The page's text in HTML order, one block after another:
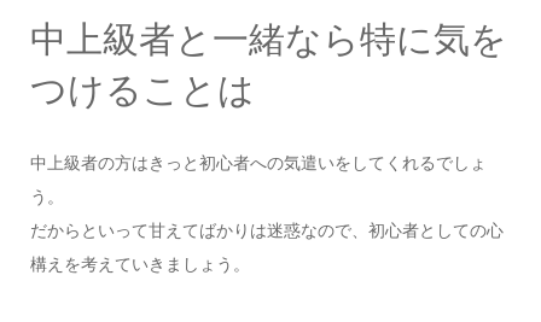
中上級者と一緒なら特に気を
つけることは
中上級者の方はきっと初心者への気遣いをしてくれるでしょ
う。
だからといって甘えてばかりは迷惑なので、初心者としての心
構えを考えていきましょう。